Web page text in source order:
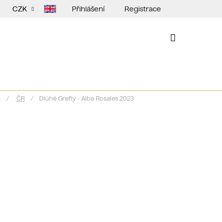
CZK Přihlášení Registrace
/ ČR / Dlúhé Grefty - Alba Rosales 2023